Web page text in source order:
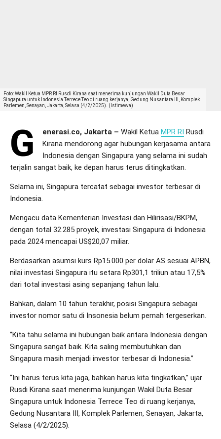
Foto: Wakil Ketua MPR RI Rusdi Kirana saat menerima kunjungan Wakil Duta Besar
Singapura untuk Indonesia Terrece Teo di ruang kerjanya, Gedung Nusantara III, Komplek
Parlemen, Senayan, Jakarta, Selasa (4/2/2025). (Istimewa)
G enerasi.co, Jakarta – Wakil Ketua MPR RI Rusdi
Kirana mendorong agar hubungan kerjasama antara
Indonesia dengan Singapura yang selama ini sudah
terjalin sangat baik, ke depan harus terus ditingkatkan.
Selama ini, Singapura tercatat sebagai investor terbesar di
Indonesia.
Mengacu data Kementerian Investasi dan Hilirisasi/BKPM,
dengan total 32.285 proyek, investasi Singapura di Indonesia
pada 2024 mencapai US$20,07 miliar.
Berdasarkan asumsi kurs Rp15.000 per dolar AS sesuai APBN,
nilai investasi Singapura itu setara Rp301,1 triliun atau 17,5%
dari total investasi asing sepanjang tahun lalu.
Bahkan, dalam 10 tahun terakhir, posisi Singapura sebagai
investor nomor satu di Insonesia belum pernah tergeserkan.
“Kita tahu selama ini hubungan baik antara Indonesia dengan
Singapura sangat baik. Kita saling membutuhkan dan
Singapura masih menjadi investor terbesar di Indonesia.”
“Ini harus terus kita jaga, bahkan harus kita tingkatkan,” ujar
Rusdi Kirana saat menerima kunjungan Wakil Duta Besar
Singapura untuk Indonesia Terrece Teo di ruang kerjanya,
Gedung Nusantara III, Komplek Parlemen, Senayan, Jakarta,
Selasa (4/2/2025).